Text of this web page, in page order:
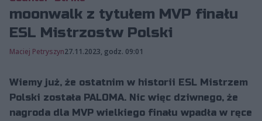
moonwalk z tytułem MVP finału
ESL Mistrzostw Polski
Maciej Petryszyn27.11.2023, godz. 09:01
Wiemy już, że ostatnim w historii ESL Mistrzem
Polski została PALOMA. Nic więc dziwnego, że
nagroda dla MVP wielkiego finału wpadła w ręce